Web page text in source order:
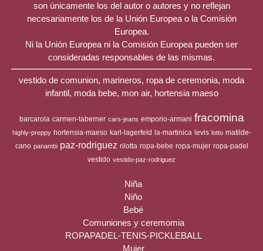
son únicamente los del autor o autores y no reflejan
necesariamente los de la Unión Europea o la Comisión
Europea.
Ni la Unión Europea ni la Comisión Europea pueden ser
consideradas responsables de las mismas.
vestido de comunion, marineros, ropa de ceremonia, moda
infantil, moda bebe, mon air, hortensia maeso
barcarola carmen-taberner cars-jeans emporio-armani fracomina
highly-preppy hortensia-maeso karl-lagerfeld la-martinica levis lotto matilde-
cano panambi paz-rodriguez rilotta ropa-bebe ropa-mujer ropa-padel
vestido vestido-paz-rodriguez
Niña
Niño
Bebé
Comuniones y ceremomia
ROPAPADEL-TENIS-PICKLEBALL
Mujer